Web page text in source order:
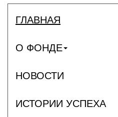
ГЛАВНАЯ
О ФОНДЕ
НОВОСТИ
ИСТОРИИ УСПЕХА